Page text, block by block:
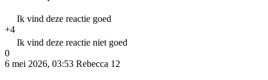
Ik vind deze reactie goed
+4
Ik vind deze reactie niet goed
0
6 mei 2026, 03:53 Rebecca 12